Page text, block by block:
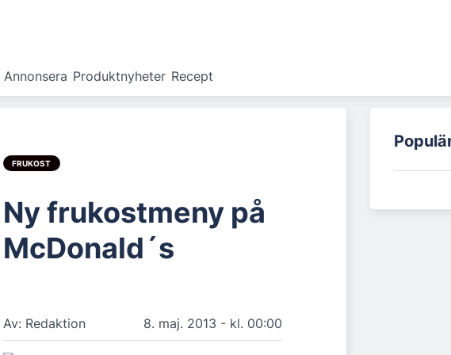
Annonsera Produktnyheter Recept
FRUKOST
Ny frukostmeny på
McDonald´s
Av: Redaktion 8. maj. 2013 - kl. 00:00